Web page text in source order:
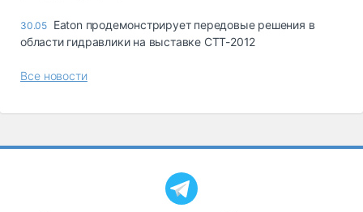
Склады и
грузовые
запчасти, шины
Топливо, масла и
30.05 Eaton продемонстрирует передовые решения в
области гидравлики на выставкe СТТ-2012
Все новости